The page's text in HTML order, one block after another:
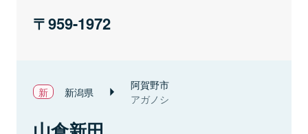
959-1972
新潟県 阿賀野市
アガノシ